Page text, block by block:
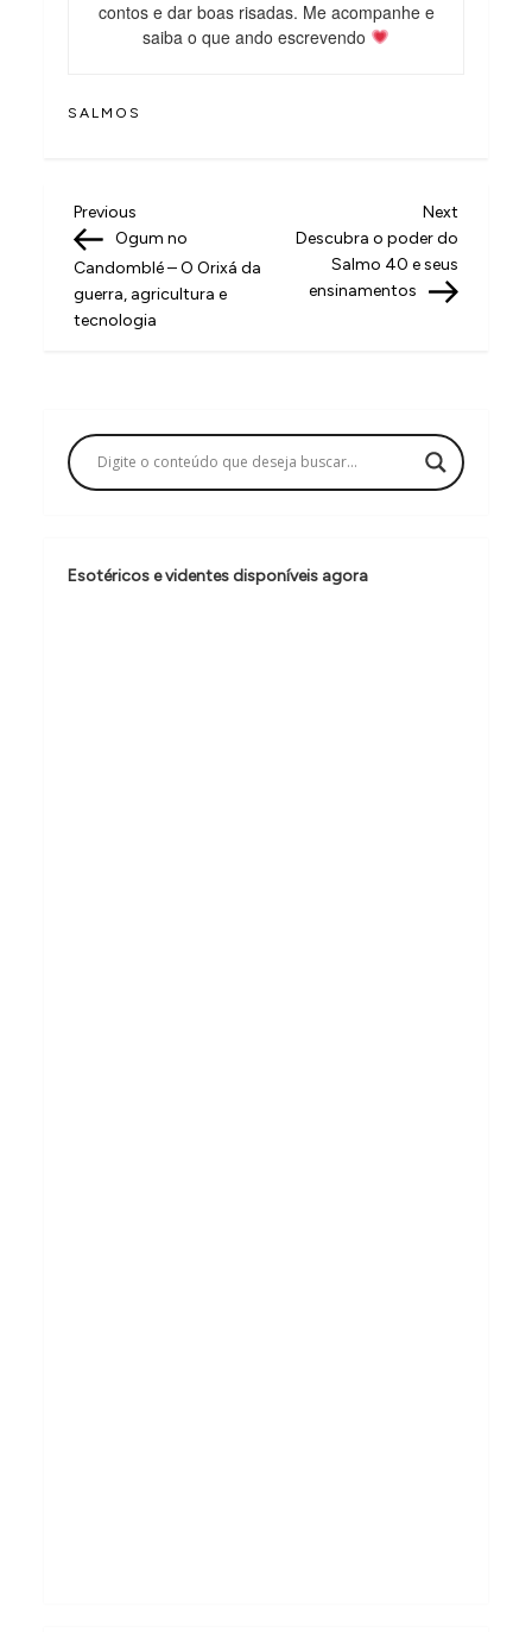
contos e dar boas risadas. Me acompanhe e
saiba o que ando escrevendo
SALMOS
N
a
v
e
ç
ã
d
Previous
Post
Previous
Ogum no
Candomblé – O Orixá da
guerra, agricultura e
tecnologia
Next
Post
Next
Descubra o poder do
Salmo 40 e seus
ensinamentos
Esotéricos e videntes disponíveis agora